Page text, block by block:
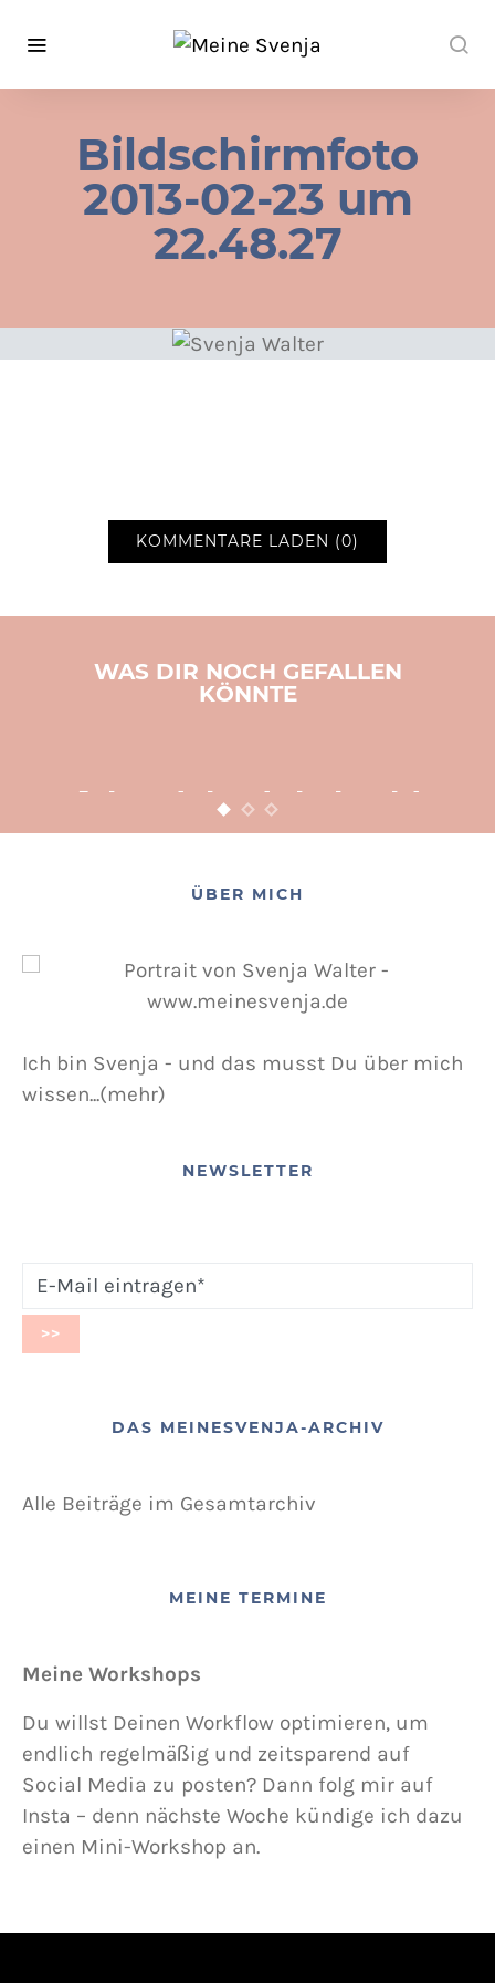
Bildschirmfoto
2013-02-23 um
22.48.27
KOMMENTARE LADEN (0)
WAS DIR NOCH GEFALLEN
KÖNNTE
Adventsbasteln leicht
gemacht
POSTED ON
ÜBER MICH
Ich bin Svenja - und das musst Du über mich
wissen...(mehr)
NEWSLETTER
DAS MEINESVENJA-ARCHIV
Alle Beiträge im Gesamtarchiv
MEINE TERMINE
Meine Workshops
Du willst Deinen Workflow optimieren, um
endlich regelmäßig und zeitsparend auf
Social Media zu posten? Dann folg mir auf
Insta – denn nächste Woche kündige ich dazu
einen Mini-Workshop an.